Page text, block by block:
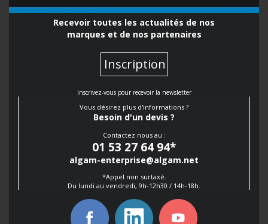
Recevoir toutes les actualités de nos
marques et de nos partenaires
Inscription
Inscrivez-vous pour recevoir la newsletter
Vous désirez plus d'informations ?
Besoin d'un devis ?
Contactez nous au :
01 53 27 64 94*
algam-enterprise@algam.net
*Appel non surtaxé.
Du lundi au vendredi, 9h-12h30 / 14h-18h.